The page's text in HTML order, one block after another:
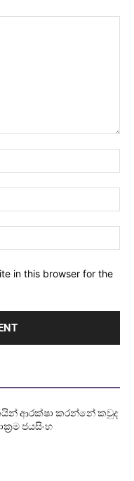
in this browser for the
ආරක්ෂා කරන්නේ කවුද
ජයසිංහ